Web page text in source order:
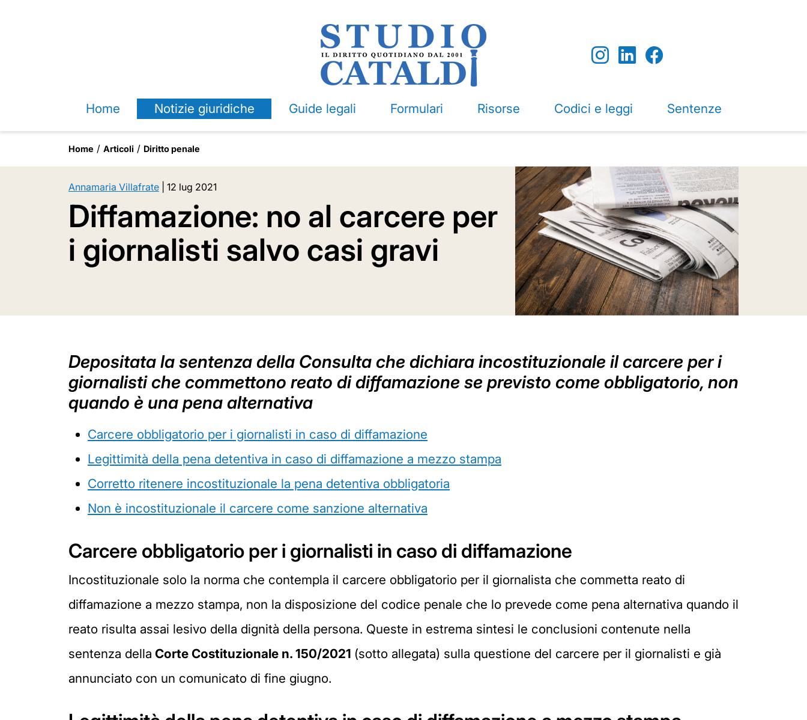
Home Notizie giuridiche Guide legali Formulari Risorse Codici e leggi Sentenze
Home Articoli Diritto penale
Annamaria Villafrate 12 lug 2021
Diffamazione: no al carcere per
i giornalisti salvo casi gravi
Depositata la sentenza della Consulta che dichiara incostituzionale il carcere per i
giornalisti che commettono reato di diffamazione se previsto come obbligatorio, non
quando è una pena alternativa
Carcere obbligatorio per i giornalisti in caso di diffamazione
Legittimità della pena detentiva in caso di diffamazione a mezzo stampa
Corretto ritenere incostituzionale la pena detentiva obbligatoria
Non è incostituzionale il carcere come sanzione alternativa
Carcere obbligatorio per i giornalisti in caso di diffamazione
Incostituzionale solo la norma che contempla il carcere obbligatorio per il giornalista che commetta reato di
diffamazione a mezzo stampa, non la disposizione del codice penale che lo prevede come pena alternativa quando il
reato risulta assai lesivo della dignità della persona. Queste in estrema sintesi le conclusioni contenute nella
sentenza della Corte Costituzionale n. 150/2021 (sotto allegata) sulla questione del carcere per il giornalisti e già
annunciato con un comunicato di fine giugno.